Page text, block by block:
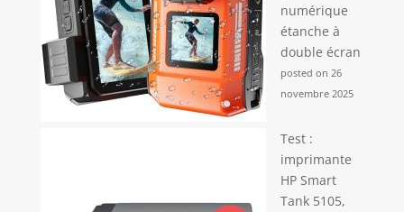
numérique
étanche à
double écran
posted on 26
novembre 2025
Test :
imprimante
HP Smart
Tank 5105,